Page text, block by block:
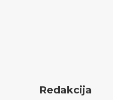
Redakcija